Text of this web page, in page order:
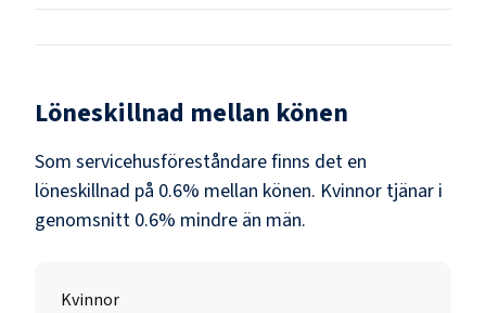
Löneskillnad mellan könen
Som servicehusföreståndarefinns det en
löneskillnad på 0.6% mellan könen. Kvinnor tjänar i
genomsnitt 0.6% mindre än män.
Kvinnor